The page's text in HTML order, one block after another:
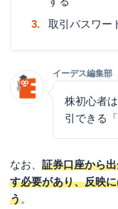
取引パスワー
イーデス編集部
株初心者
引できる
なお、 証券口座から
す必要があり、反映
う。